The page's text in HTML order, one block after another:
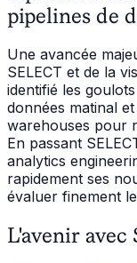
pipelines de
Une avancée
SELECT et de la
identifié les
données matinal
warehouses pour
En passant
analytics
rapidement ses
évaluer finement
L'avenir avec